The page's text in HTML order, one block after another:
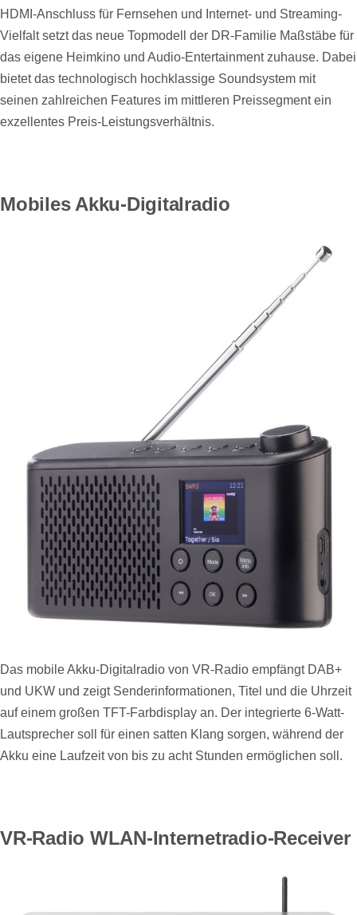
HDMI-Anschluss für Fernsehen und Internet- und Streaming-
Vielfalt setzt das neue Topmodell der DR-Familie Maßstäbe für
das eigene Heimkino und Audio-Entertainment zuhause. Dabei
bietet das technologisch hochklassige Soundsystem mit
seinen zahlreichen Features im mittleren Preissegment ein
exzellentes Preis-Leistungsverhältnis.
Mobiles Akku-Digitalradio
Das mobile Akku-Digitalradio von VR-Radio empfängt DAB+
und UKW und zeigt Senderinformationen, Titel und die Uhrzeit
auf einem großen TFT-Farbdisplay an. Der integrierte 6-Watt-
Lautsprecher soll für einen satten Klang sorgen, während der
Akku eine Laufzeit von bis zu acht Stunden ermöglichen soll.
VR-Radio WLAN-Internetradio-Receiver